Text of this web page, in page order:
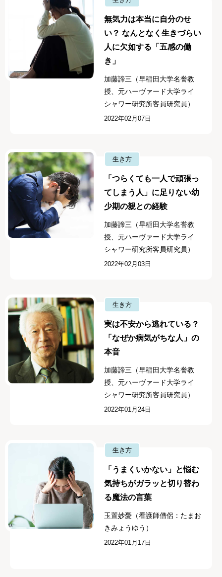
無気力は本当に自分のせ
い？ なんとなく生きづらい
人に欠如する「五感の働
き」
加藤諦三（早稲田大学名誉教
授、元ハーヴァード大学ライ
シャワー研究所客員研究員）
2022年02月07日
生き方
「つらくても一人で頑張っ
てしまう人」に足りない幼
少期の親との経験
加藤諦三（早稲田大学名誉教
授、元ハーヴァード大学ライ
シャワー研究所客員研究員）
2022年02月03日
生き方
実は不安から逃れている？
「なぜか病気がちな人」の
本音
加藤諦三（早稲田大学名誉教
授、元ハーヴァード大学ライ
シャワー研究所客員研究員）
2022年01月24日
生き方
「うまくいかない」と悩む
気持ちがガラッと切り替わ
る魔法の言葉
玉置妙憂（看護師僧侶：たまお
きみょうゆう）
2022年01月17日